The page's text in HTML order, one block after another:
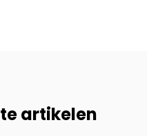
artikelen